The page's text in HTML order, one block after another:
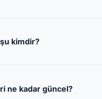
kimdir?
ne kadar güncel?